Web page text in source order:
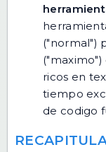
("normal")
ricos en
tiempo
de codigo